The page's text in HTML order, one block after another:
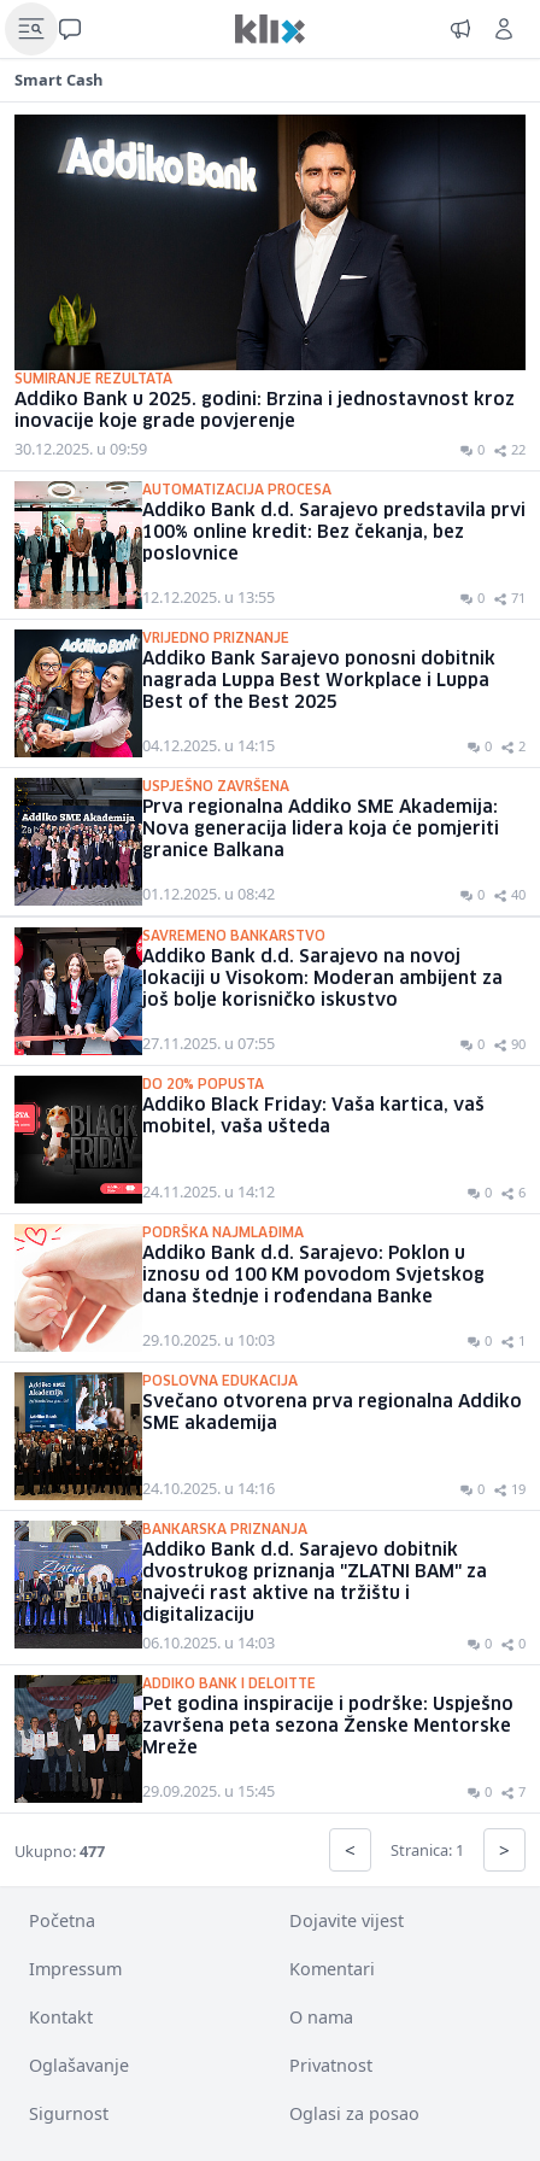
Smart Cash
SUMIRANJE REZULTATA
Addiko Bank u 2025. godini: Brzina i jednostavnost kroz
inovacije koje grade povjerenje
30.12.2025. u 09:59 0 22
AUTOMATIZACIJA PROCESA
Addiko Bank d.d. Sarajevo predstavila prvi
100% online kredit: Bez čekanja, bez
poslovnice
12.12.2025. u 13:55 0 71
VRIJEDNO PRIZNANJE
Addiko Bank Sarajevo ponosni dobitnik
nagrada Luppa Best Workplace i Luppa
Best of the Best 2025
04.12.2025. u 14:15 0 2
USPJEŠNO ZAVRŠENA
Prva regionalna Addiko SME Akademija:
Nova generacija lidera koja će pomjeriti
granice Balkana
01.12.2025. u 08:42 0 40
SAVREMENO BANKARSTVO
Addiko Bank d.d. Sarajevo na novoj
lokaciji u Visokom: Moderan ambijent za
još bolje korisničko iskustvo
27.11.2025. u 07:55 0 90
DO 20% POPUSTA
Addiko Black Friday: Vaša kartica, vaš
mobitel, vaša ušteda
24.11.2025. u 14:12 0 6
PODRŠKA NAJMLAĐIMA
Addiko Bank d.d. Sarajevo: Poklon u
iznosu od 100 KM povodom Svjetskog
dana štednje i rođendana Banke
29.10.2025. u 10:03 0 1
POSLOVNA EDUKACIJA
Svečano otvorena prva regionalna Addiko
SME akademija
24.10.2025. u 14:16 0 19
BANKARSKA PRIZNANJA
Addiko Bank d.d. Sarajevo dobitnik
dvostrukog priznanja "ZLATNI BAM" za
najveći rast aktive na tržištu i
digitalizaciju
06.10.2025. u 14:03 0 0
ADDIKO BANK I DELOITTE
Pet godina inspiracije i podrške: Uspješno
završena peta sezona Ženske Mentorske
Mreže
29.09.2025. u 15:45 0 7
Ukupno:477 < Stranica: 1 >
Početna Dojavite vijest
Impressum Komentari
Kontakt O nama
Oglašavanje Privatnost
Sigurnost Oglasi za posao